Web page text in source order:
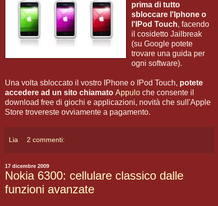
prima di tutto
sbloccare l'Iphone o
l'IPod Touch, facendo
il cosidetto Jailbreak
(su Google potete
trovare una guida per
ogni software).
Una volta sbloccato il vostro IPhone o IPod Touch, potete
accedere ad un sito chiamato Appulo che consente il
download free di giochi e applicazioni, novità che sull'Apple
Store trovereste ovviamente a pagamento.
Lia 2 commenti:
17 dicembre 2009
Nokia 6300: cellulare classico dalle
funzioni avanzate